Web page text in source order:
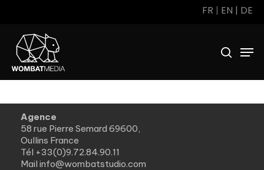
main
content
FR | EN | DE
search
Agence
58 rue Pierre Semard 69600,
Oullins France
Tél +33(0)9.72.84.90.11
Mail info@wombatstudio.com